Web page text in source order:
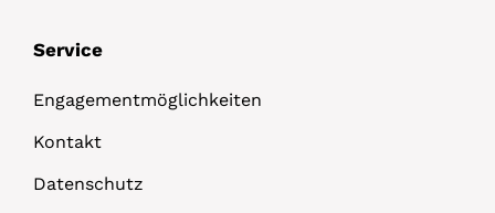
Service
Engagementmöglichkeiten
Kontakt
Datenschutz